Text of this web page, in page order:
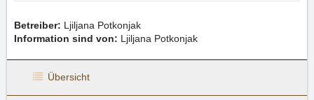
Betreiber: Ljiljana Potkonjak
Information sind von: Ljiljana Potkonjak
Übersicht